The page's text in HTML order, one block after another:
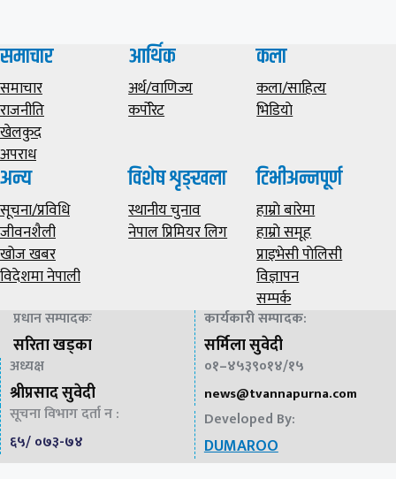
समाचार
समाचार
राजनीति
खेलकुद
अपराध
आर्थिक
अर्थ/वाणिज्य
कर्पोरेट
कला
कला/साहित्य
भिडियाे
अन्य
सूचना/प्रविधि
जीवनशैली
खोज खबर
विदेशमा नेपाली
विशेष शृङ्खला
स्थानीय चुनाव
नेपाल प्रिमियर लिग
टिभीअन्नपूर्ण
हाम्राे बारेमा
हाम्राे समूह
प्राइभेसी पाेलिसी
विज्ञापन
सम्पर्क
प्रधान सम्पादकः
सरिता खड्का
कार्यकारी सम्पादक:
सर्मिला सुवेदी
अध्यक्ष
श्रीप्रसाद सुवेदी
०१–४५३९०१४/१५
news@tvannapurna.com
सूचना विभाग दर्ता न :
६५/ ०७३-७४
Developed By:
DUMAROO